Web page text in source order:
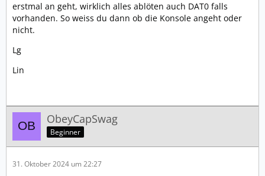
erstmal an geht, wirklich alles ablöten auch DAT0 falls
vorhanden. So weiss du dann ob die Konsole angeht oder
nicht.
Lg
Lin
ObeyCapSwag
Beginner
31. Oktober 2024 um 22:27